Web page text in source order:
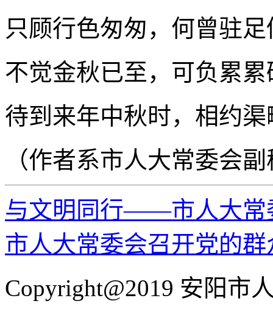
只顾行色匆匆，何曾驻
不觉金秋已至，可负累累
待到来年中秋时，相约
（作者系市人大常委会
与文明同行——市人大常
市人大常委会召开党的
Copyright@2019 安阳市